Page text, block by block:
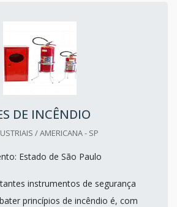
DE INCÊNDIO
/ AMERICANA - SP
Estado de São Paulo
instrumentos de segurança
princípios de incêndio é, com